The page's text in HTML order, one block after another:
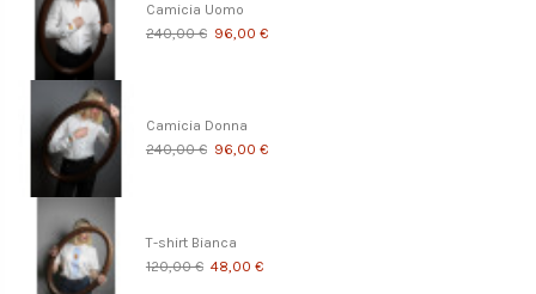
Camicia Uomo
240,00 € 96,00 €
Camicia Donna
240,00 € 96,00 €
T-shirt Bianca
120,00 € 48,00 €